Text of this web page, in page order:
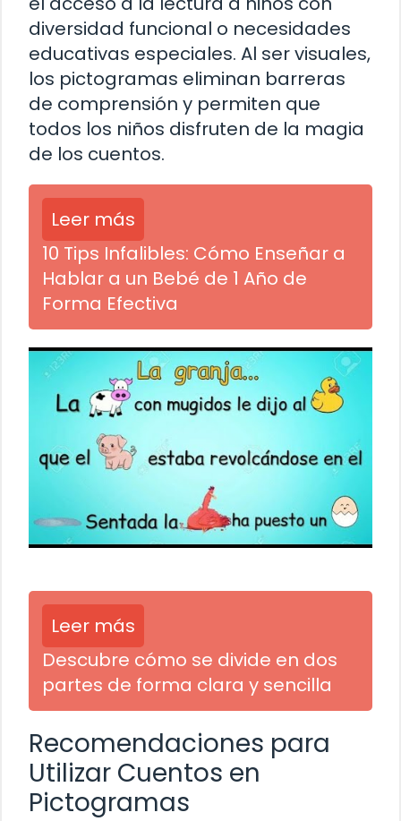
diversidad funcional o necesidades
educativas especiales. Al ser visuales,
los pictogramas eliminan barreras
de comprensión y permiten que
todos los niños disfruten de la magia
de los cuentos.
Leer más
10 Tips Infalibles: Cómo Enseñar a
Hablar a un Bebé de 1 Año de
Forma Efectiva
Leer más
Descubre cómo se divide en dos
partes de forma clara y sencilla
Recomendaciones para
Utilizar Cuentos en
Pictogramas